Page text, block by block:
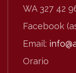
WA 327 42
Facebook
Email:
Orario